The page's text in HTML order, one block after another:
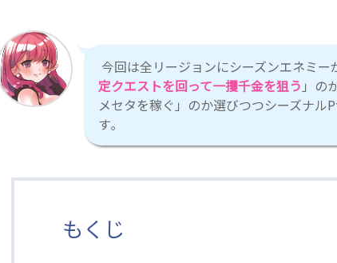
今回は全リージョンにシーズンエネミー
定クエストを回って一攫千金を狙う 」の
メセタを稼ぐ」のか選びつつシーズナル
す｡
もくじ